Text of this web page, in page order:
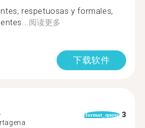
respetuosas y formales,
阅读更多
下载软件
format_quote 3